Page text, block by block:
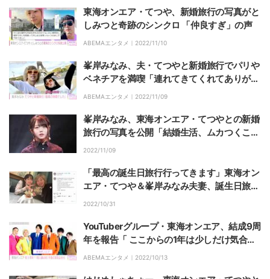
東海オンエア・てつや、新婚旅行の写真がと
しみつと奇跡のシンクロ 「仲良すぎ」の声
ABEMAエンタメ｜ 2022/11/10
峯岸みなみ、夫・てつやと新婚旅行でパリや
ベネチアを満喫「連れてきてくれてありがと
う」
ABEMAエンタメ｜ 2022/11/09
峯岸みなみ、東海オンエア・てつやとの新婚
旅行の写真を公開「結婚生活、ムカつくこと
があったらこの旅行を思い出そう」
2022/11/09
「最高の誕生日旅行行ってきます」東海オン
エア・てつや＆峯岸みなみ夫妻、誕生日旅行
を報告
2022/10/31
YouTuberグループ・東海オンエア、結成9周
年を報告「 ここからの1年は少しだけ気合い
の入ったことしちゃうかも」
ABEMAエンタメ｜ 2022/10/13